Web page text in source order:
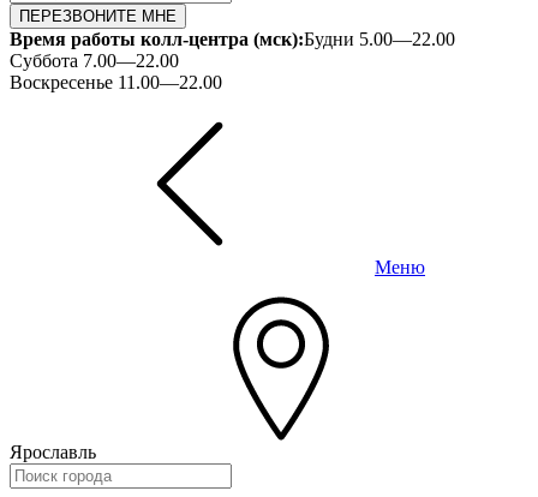
ПЕРЕЗВОНИТЕ МНЕ
Время работы колл-центра (мск):Будни 5.00—22.00
Суббота 7.00—22.00
Воскресенье 11.00—22.00
Меню
Ярославль